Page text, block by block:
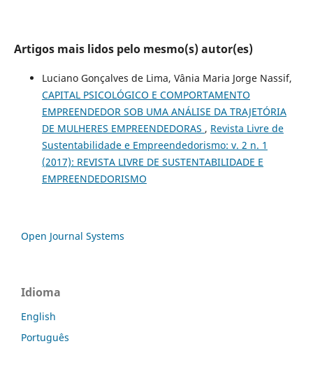
Artigos mais lidos pelo mesmo(s) autor(es)
Luciano Gonçalves de Lima, Vânia Maria Jorge Nassif,
CAPITAL PSICOLÓGICO E COMPORTAMENTO
EMPREENDEDOR SOB UMA ANÁLISE DA TRAJETÓRIA
DE MULHERES EMPREENDEDORAS , Revista Livre de
Sustentabilidade e Empreendedorismo: v. 2 n. 1
(2017): REVISTA LIVRE DE SUSTENTABILIDADE E
EMPREENDEDORISMO
Open Journal Systems
Idioma
English
Português